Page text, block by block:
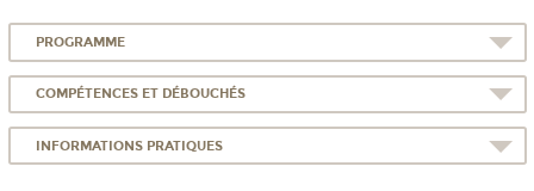
PROGRAMME
COMPÉTENCES ET DÉBOUCHÉS
INFORMATIONS PRATIQUES